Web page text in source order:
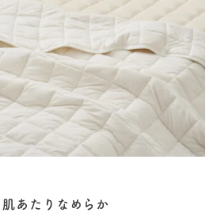
あたりなめらか